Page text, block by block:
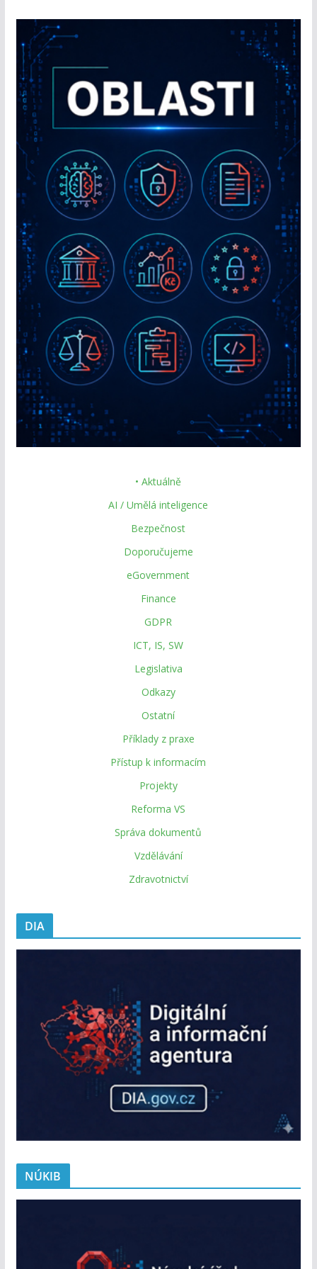
• Aktuálně
AI / Umělá inteligence
Bezpečnost
Doporučujeme
eGovernment
Finance
GDPR
ICT, IS, SW
Legislativa
Odkazy
Ostatní
Příklady z praxe
Přístup k informacím
Projekty
Reforma VS
Správa dokumentů
Vzdělávání
Zdravotnictví
DIA
NÚKIB